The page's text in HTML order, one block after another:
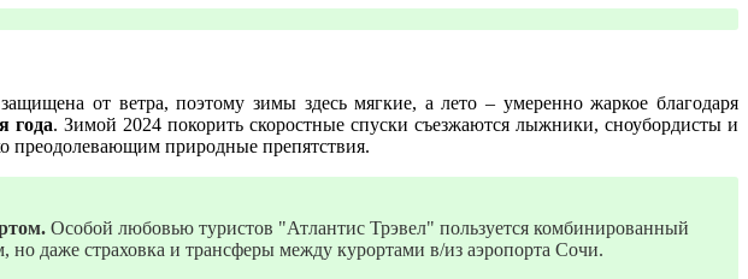
от ветра, поэтому зимы здесь мягкие, а лето – умеренно жаркое благодаря
года. Зимой 2024 покорить скоростные спуски съезжаются лыжники, сноубордисты и
преодолевающим природные препятствия.
Особой любовью туристов "Атлантис Трэвел" пользуется комбинированный
даже страховка и трансферы между курортами в/из аэропорта Сочи.